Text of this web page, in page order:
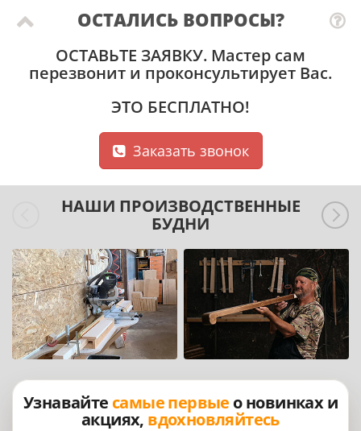
ОСТАЛИСЬ ВОПРОСЫ?
ОСТАВЬТЕ ЗАЯВКУ. Мастер сам
перезвонит и проконсультирует Вас.
ЭТО БЕСПЛАТНО!
Заказать звонок
НАШИ ПРОИЗВОДСТВЕННЫЕ
БУДНИ
Узнавайте самые первые о новинках и
акциях, вдохновляйтесь